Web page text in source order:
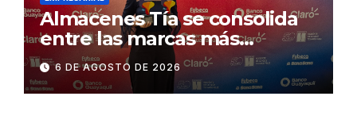
Almacenes Tía se consolida
entre las marcas más
influyentes del Ecuador
6 DE AGOSTO DE 2026